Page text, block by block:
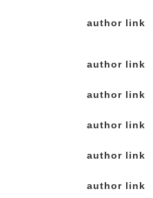
author link
author link
author link
author link
author link
author link